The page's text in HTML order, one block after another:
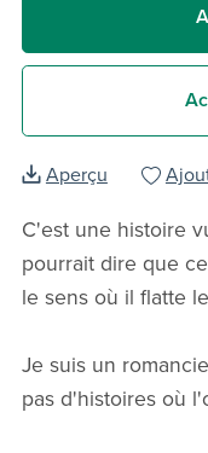
Aperçu
C'est une histoire
pourrait dire que
le sens où il flatte
Je suis un
pas d'histoires où